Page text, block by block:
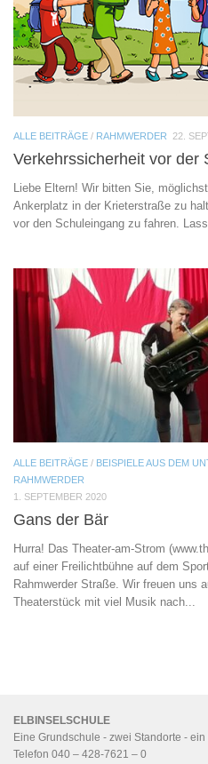
ALLE BEITRÄGE / RAHMWERDER 22.
Verkehrssicherheit vor der
Liebe Eltern! Wir bitten Sie,
Ankerplatz in der Krieterstraße zu
vor den Schuleingang zu fahren.
ALLE BEITRÄGE / BEISPIELE AUS DEM
RAHMWERDER
1. SEPTEMBER 2020
Gans der Bär
Hurra! Das Theater-am-Strom
auf einer Freilichtbühne auf dem
Rahmwerder Straße. Wir freuen uns
Theaterstück mit viel Musik nach...
ELBINSELSCHULE
Eine Grundschule - zwei Standorte - ein
Telefon 040 – 428-7621 – 0